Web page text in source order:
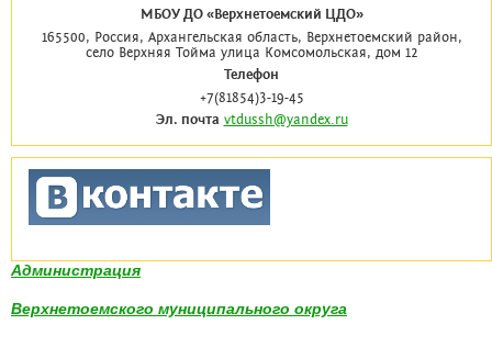
МБОУ ДО «Верхнетоемский ЦДО»
165500, Россия, Архангельская область, Верхнетоемский район,
село Верхняя Тойма улица Комсомольская, дом 12
Телефон
+7(81854)3-19-45
Эл. почта vtdussh@yandex.ru
Администрация
Верхнетоемского муниципального округа